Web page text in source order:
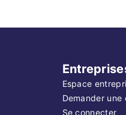
Espace
Demander une
Se connecter